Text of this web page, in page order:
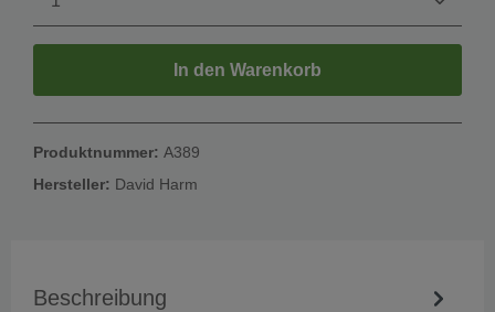
In den Warenkorb
Produktnummer: A389
Hersteller: David Harm
Beschreibung